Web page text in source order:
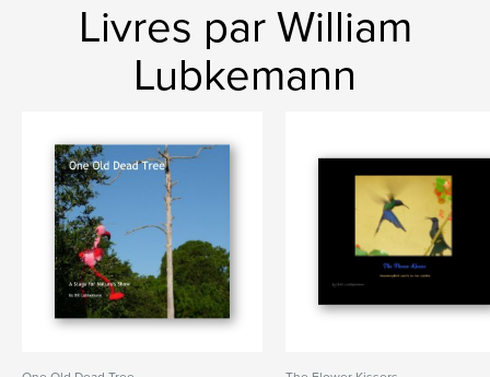
Livres par William
Lubkemann